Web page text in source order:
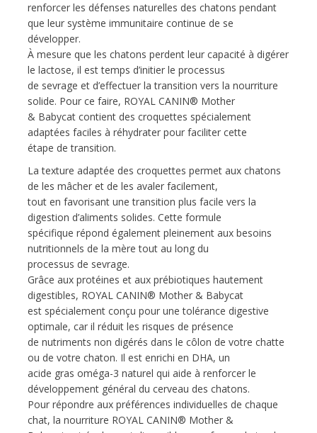
renforcer les défenses naturelles des chatons pendant
que leur système immunitaire continue de se
développer.
À mesure que les chatons perdent leur capacité à digérer
le lactose, il est temps d’initier le processus
de sevrage et d’effectuer la transition vers la nourriture
solide. Pour ce faire, ROYAL CANIN® Mother
& Babycat contient des croquettes spécialement
adaptées faciles à réhydrater pour faciliter cette
étape de transition.
La texture adaptée des croquettes permet aux chatons
de les mâcher et de les avaler facilement,
tout en favorisant une transition plus facile vers la
digestion d’aliments solides. Cette formule
spécifique répond également pleinement aux besoins
nutritionnels de la mère tout au long du
processus de sevrage.
Grâce aux protéines et aux prébiotiques hautement
digestibles, ROYAL CANIN® Mother & Babycat
est spécialement conçu pour une tolérance digestive
optimale, car il réduit les risques de présence
de nutriments non digérés dans le côlon de votre chatte
ou de votre chaton. Il est enrichi en DHA, un
acide gras oméga-3 naturel qui aide à renforcer le
développement général du cerveau des chatons.
Pour répondre aux préférences individuelles de chaque
chat, la nourriture ROYAL CANIN® Mother &